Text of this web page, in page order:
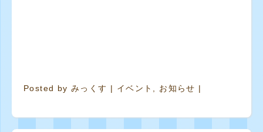
Posted byみっくす | イベント お知らせ |